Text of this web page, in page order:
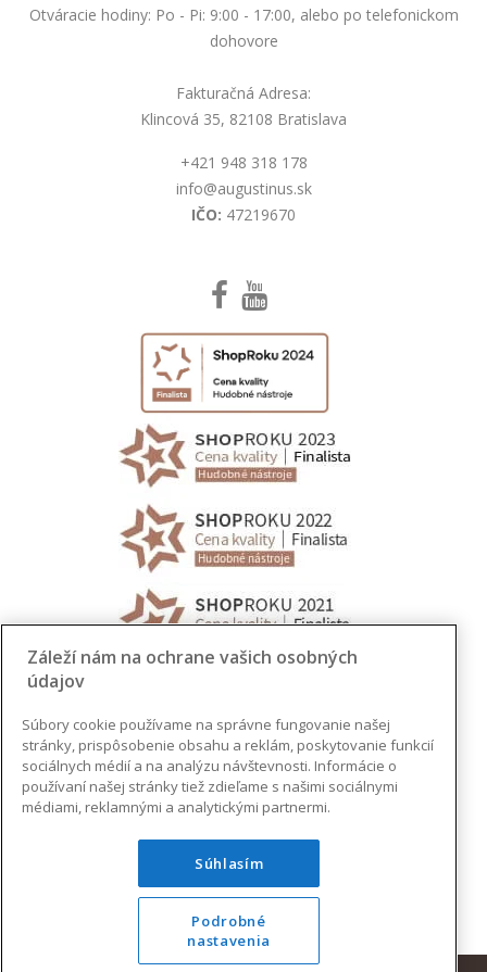
Otváracie hodiny: Po - Pi: 9:00 - 17:00, alebo po telefonickom
dohovore
Fakturačná Adresa:
Klincová 35, 82108 Bratislava
+421 948 318 178
info@augustinus.sk
IČO: 47219670
Záleží nám na ochrane vašich osobných
údajov
Súbory cookie používame na správne fungovanie našej
stránky, prispôsobenie obsahu a reklám, poskytovanie funkcií
sociálnych médií a na analýzu návštevnosti. Informácie o
používaní našej stránky tiež zdieľame s našimi sociálnymi
médiami, reklamnými a analytickými partnermi.
Súhlasím
Podrobné
nastavenia